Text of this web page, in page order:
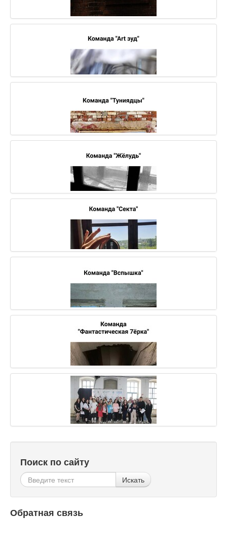
Поиск по сайту
Искать
Обратная связь